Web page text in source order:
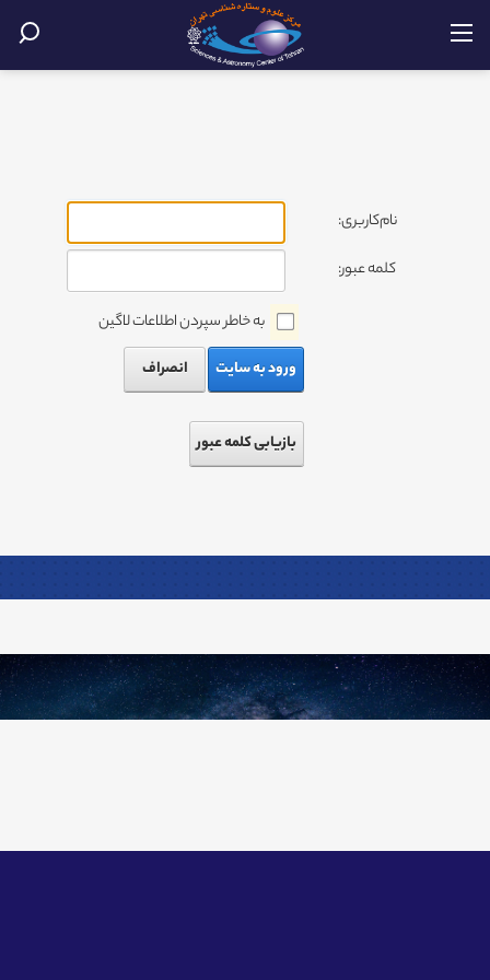
نام‌کاربری:
کلمه عبور:
به خاطر سپردن اطلاعات لاگین
ورود به سایت
انصراف
بازیابی کلمه عبور